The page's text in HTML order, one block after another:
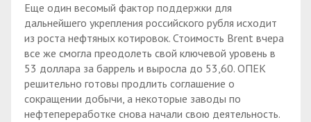
Еще один весомый фактор поддержки для
дальнейшего укрепления российского рубля исходит
из роста нефтяных котировок. Стоимость Brent вчера
все же смогла преодолеть свой ключевой уровень в
53 доллара за баррель и выросла до 53,60. ОПЕК
решительно готовы продлить соглашение о
сокращении добычи, а некоторые заводы по
нефтепереработке снова начали свою деятельность.